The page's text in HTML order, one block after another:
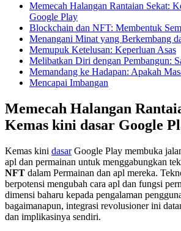
Memecah Halangan Rantaian Sekat:
Google Play
Blockchain dan NFT: Membentuk
Menangani Minat yang Berkembang
Memupuk Ketelusan: Keperluan Asas
Melibatkan Diri dengan Pembangun:
Memandang ke Hadapan: Apakah
Mencapai Imbangan
Memecah Halangan
Kemas kini dasar Google
Kemas kini dasarGoogle Play membuka
apl dan permainan untuk menggabungkan
NFT dalam Permainan dan apl mereka.
berpotensi mengubah cara apl dan fungsi
dimensi baharu kepada pengalaman
bagaimanapun, integrasi revolusioner ini
dan implikasinya sendiri.